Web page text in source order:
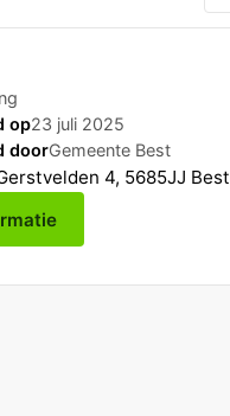
op23 juli 2025
doorGemeente Best
4, 5685JJ Best